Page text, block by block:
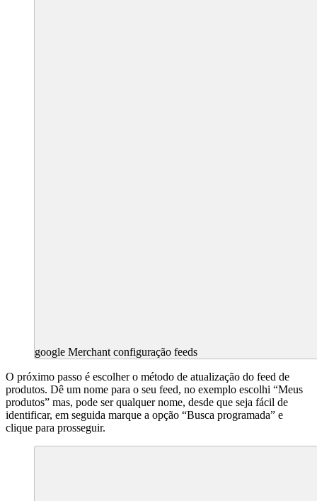
google Merchant configuração feeds
O próximo passo é escolher o método de atualização do feed de
produtos. Dê um nome para o seu feed, no exemplo escolhi “Meus
produtos” mas, pode ser qualquer nome, desde que seja fácil de
identificar, em seguida marque a opção “Busca programada” e
clique para prosseguir.